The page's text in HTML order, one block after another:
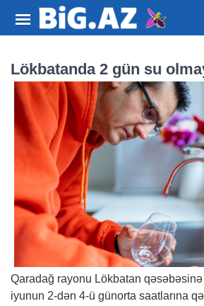
Lökbatanda 2 gün su
Qaradağ rayonu Lökbatan
iyunun 2-dən 4-ü günorta saatlarına